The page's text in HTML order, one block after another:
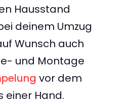
Hausstand
deinem Umzug
Wunsch auch
und Montage
vor dem
einer Hand.